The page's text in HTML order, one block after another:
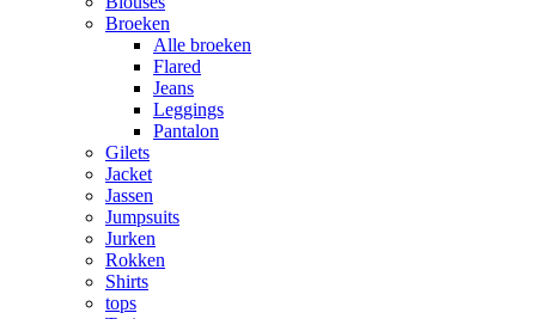
Broeken
Alle broeken
Flared
Jeans
Leggings
Pantalon
Gilets
Jacket
Jassen
Jumpsuits
Jurken
Rokken
Shirts
tops